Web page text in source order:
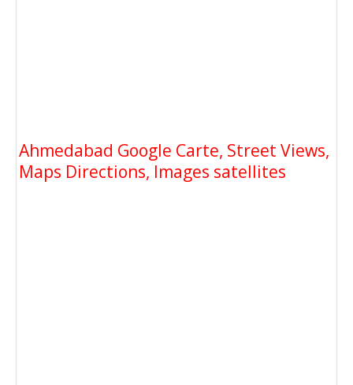
Ahmedabad Google Carte, Street Views,
Maps Directions, Images satellites